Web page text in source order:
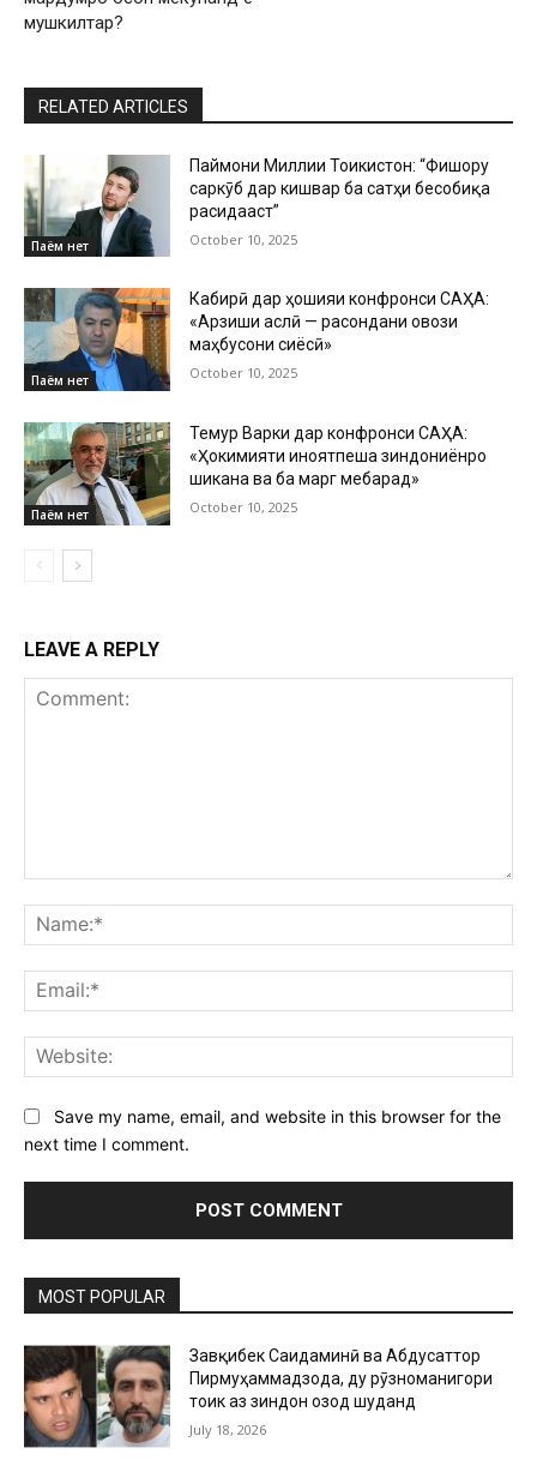
мушкилтар?
RELATED ARTICLES
Паём нет
Паймони Миллии Тоҷикистон: “Фишору
саркӯб дар кишвар ба сатҳи бесобиқа
расидааст”
October 10, 2025
Паём нет
Кабирӣ дар ҳошияи конфронси САҲА:
«Арзиши аслӣ — расондани овози
маҳбусони сиёсӣ»
October 10, 2025
Паём нет
Темур Варки дар конфронси САҲА:
«Ҳокимияти ҷиноятпеша зиндониёнро
шиканҷа ва ба марг мебарад»
October 10, 2025
LEAVE A REPLY
Save my name, email, and website in this browser for the
next time I comment.
MOST POPULAR
Завқибек Саидаминӣ ва Абдусаттор
Пирмуҳаммадзода, ду рӯзноманигори
тоҷик аз зиндон озод шуданд
July 18, 2026